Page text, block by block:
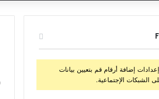
عن
إضافة أرقام قم بتعيين بيانات
الشبكات الإجتماعية.